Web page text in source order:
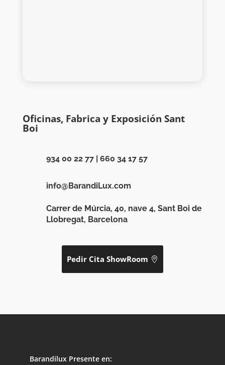
Oficinas, Fabrica y Exposición Sant
Boi
934 00 22 77| 660 34 17 57
info@BarandiLux.com
Carrer de Múrcia, 40, nave 4, Sant Boi de
Llobregat, Barcelona
Pedir Cita ShowRoom
Barandilux Presente en: